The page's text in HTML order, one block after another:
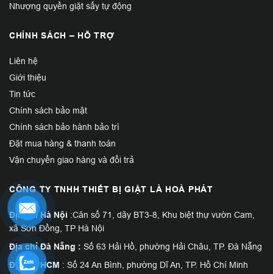
Nhượng quyền giặt sấy tự động
CHÍNH SÁCH – HỖ TRỢ
Liên hệ
Giới thiệu
Tin tức
Chính sách bảo mật
Chính sách bảo hành bảo trì
Đặt mua hàng & thanh toán
Vận chuyển giao hàng và đổi trả
CÔNG TY TNHH THIẾT BỊ GIẶT LÀ HOÀ PHÁT
Địa chỉ Hà Nội :Căn số 71, dãy BT3-8, Khu biệt thự vườn Cam,
xã Sơn Đồng, TP Hà Nội
Địa chỉ Đà Nẵng : Số 63 Hải Hồ, phường Hải Châu, TP. Đà Nẵng
Địa chỉ HCM : Số 24 An Bình, phường Dĩ An, TP. Hồ Chí Minh